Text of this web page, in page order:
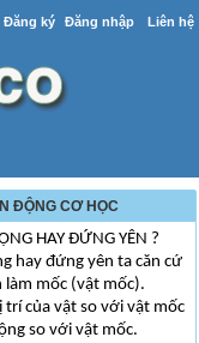
Đăng ký Đăng nhập Liên hệ
ĐỘNG CƠ HỌC
HAY ĐỨNG YÊN ?
hay đứng yên ta căn cứ
làm mốc (vật mốc).
trí của vật so với vật mốc
so với vật mốc.